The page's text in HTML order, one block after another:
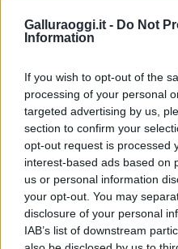
Galluraoggi.it - Do Not
Information
If you wish to opt-out of the
processing of your personal
targeted advertising by us,
section to confirm your
opt-out request is processed
interest-based ads based on
us or personal information
your opt-out. You may
disclosure of your personal
IAB’s list of downstream
Test tunnel
fine agosto
Aggius
amate